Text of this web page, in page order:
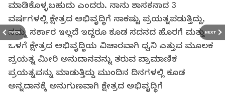
PREV NEXT
ಮಾಡಿಕೊಳ್ಳಬಹುದು ಎಂದರು. ನಾನು ಶಾಸಕನಾದ 3
ವರ್ಷಗಳಲ್ಲಿ ಕ್ಷೇತ್ರದ ಅಭಿವೃದ್ಧಿಗೆ ಸಾಕಷ್ಟು ಪ್ರಯತ್ನಪಡುತ್ತಿದ್ದು,
ನಮ್ಮ ಸರ್ಕಾರ ಇಲ್ಲದೆ ಇದ್ದರೂ ಕೂಡ ಸದನದ ಹೊರಗೆ ಮತ್ತು
ಒಳಗೆ ಕ್ಷೇತ್ರದ ಅಭಿವೃದ್ಧಿಯ ವಿಚಾರವಾಗಿ ಧ್ವನಿ ಎತ್ತುವ ಮೂಲಕ
ಪ್ರಯತ್ನ ಮೀರಿ ಅನುದಾನವನ್ನು ತರುವ ಪ್ರಾಮಾಣಿಕ
ಪ್ರಯತ್ನವನ್ನು ಮಾಡುತ್ತಿದ್ದು ಮುಂದಿನ ದಿನಗಳಲ್ಲಿ ಕೂಡ
ಅನ್ನದಾನಕ್ಕೆ ಅನುಗುಣವಾಗಿ ಕ್ಷೇತ್ರದ ಅಭಿವೃದ್ಧಿಗೆ